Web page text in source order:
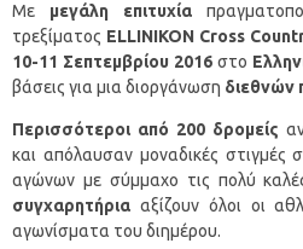
Με μεγάλη επιτυχία
τρεξίματος ELLINIKON Cross
10-11 Σεπτεμβρίου 2016 στο
βάσεις για μια διοργάνωση διεθνών
Περισσότεροι από 200 δρομείς
και απόλαυσαν μοναδικές στιγμές
αγώνων με σύμμαχο τις πολύ
συγχαρητήρια αξίζουν όλοι οι
αγωνίσματα του διημέρου.